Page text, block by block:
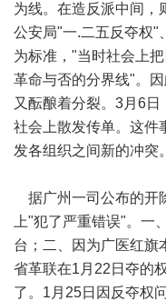
为线。在造反派中间，
公安局"一.二五反夺权"
为标准，"当时社会上
革命与否的分界线"。
又酝酿着分裂。3月6
社会上散发传单。这件
发各组织之间新的冲突。
据广州一司公布的开
上"犯了严重错误"。一
台；二、因为广医红旗
省革联在1月22日夺的
了。1月25日因反夺权